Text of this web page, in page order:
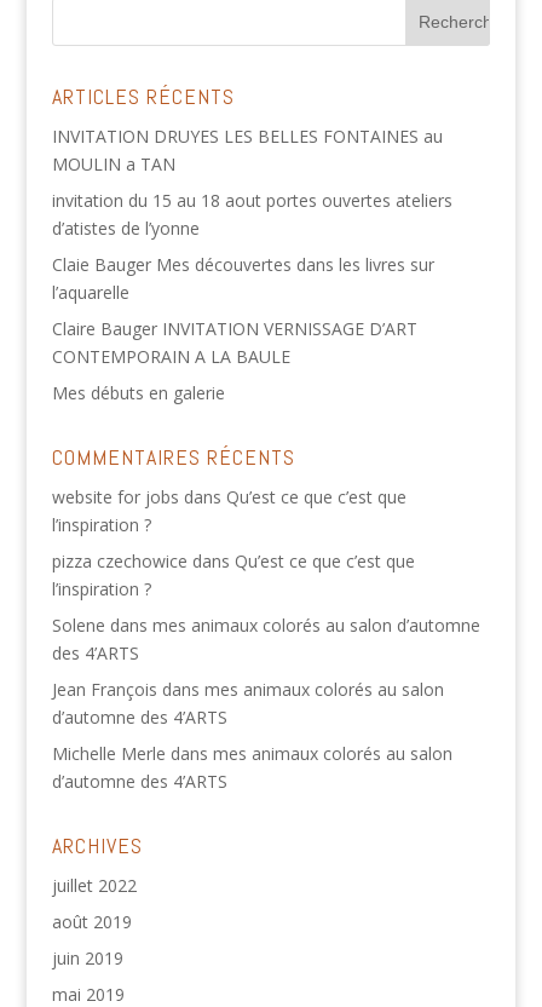
ARTICLES RÉCENTS
INVITATION DRUYES LES BELLES FONTAINES au
MOULIN a TAN
invitation du 15 au 18 aout portes ouvertes ateliers
d’atistes de l’yonne
Claie Bauger Mes découvertes dans les livres sur
l’aquarelle
Claire Bauger INVITATION VERNISSAGE D’ART
CONTEMPORAIN A LA BAULE
Mes débuts en galerie
COMMENTAIRES RÉCENTS
website for jobs dans Qu’est ce que c’est que
l’inspiration ?
pizza czechowice dans Qu’est ce que c’est que
l’inspiration ?
Solene dans mes animaux colorés au salon d’automne
des 4’ARTS
Jean François dans mes animaux colorés au salon
d’automne des 4’ARTS
Michelle Merle dans mes animaux colorés au salon
d’automne des 4’ARTS
ARCHIVES
juillet 2022
août 2019
juin 2019
mai 2019